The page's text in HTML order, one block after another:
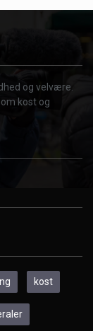
og velvære.
kost og
kost